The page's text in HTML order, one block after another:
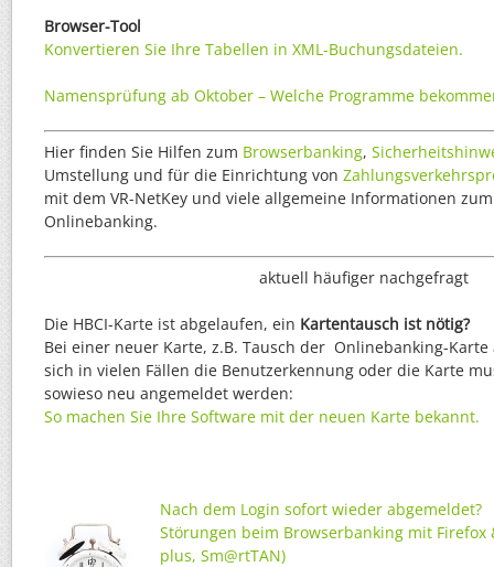
Browser-Tool
Konvertieren Sie Ihre Tabellen in XML-Buchungsdateien.
Namensprüfung ab Oktober – Welche Programme
Hier finden Sie Hilfen zum Browserbanking,
Umstellung und für die Einrichtung von
mit dem VR-NetKey und viele allgemeine Informationen
Onlinebanking.
aktuell häufiger nachgefragt
Die HBCI-Karte ist abgelaufen, ein Kartentausch ist nötig?
Bei einer neuer Karte, z.B. Tausch der Onlinebanking-
sich in vielen Fällen die Benutzerkennung oder die Karte
sowieso neu angemeldet werden:
So machen Sie Ihre Software mit der neuen Karte bekannt.
Nach dem Login sofort wieder abgemeldet?
Störungen beim Browserbanking mit Firefox
plus, Sm@rtTAN)